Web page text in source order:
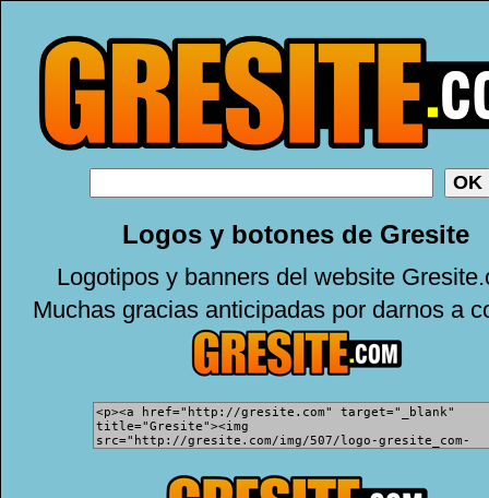
Logos y botones de Gresite
Logotipos y banners del website
Muchas gracias anticipadas por darnos a